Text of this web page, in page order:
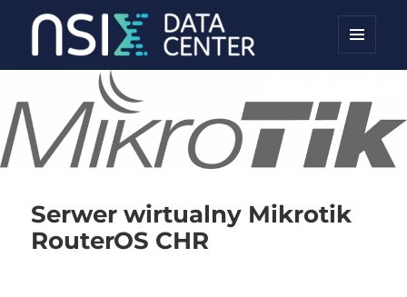
NSIX Blog
Serwer wirtualny Mikrotik
RouterOS CHR